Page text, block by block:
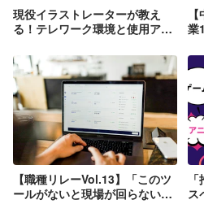
現役イラストレーターが教え
る！テレワーク環境と使用アイ
業
め
【職種リレーVol.13】「このツ
ールがないと現場が回らない」
ス